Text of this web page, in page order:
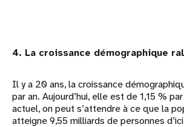
4. La croissance démographique
Il y a 20 ans, la croissance
par an. Aujourd’hui, elle est de 1,15 %
actuel, on peut s’attendre à ce que la
atteigne 9,55 milliards de personnes